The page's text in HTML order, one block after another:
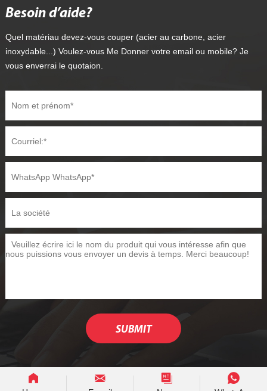
Besoin d’aide?
Quel matériau devez-vous couper (acier au carbone, acier
inoxydable...) Voulez-vous Me Donner votre email ou mobile? Je
vous enverrai le quotaion.